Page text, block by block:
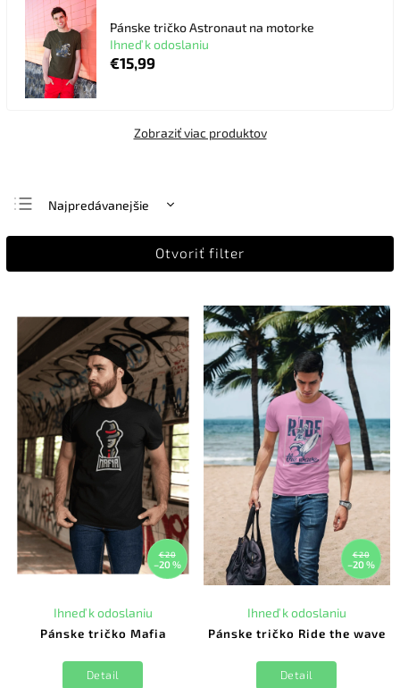
Pánske tričko Astronaut na motorke
Ihneď k odoslaniu
€15,99
Zobraziť viac produktov
Najpredávanejšie
Najlacnejšie
Otvoriť filter
€20
–20 %
Pánske tričko Mafia
Ihneď k odoslaniu
Detail
€20
–20 %
Pánske tričko Ride the wave
Ihneď k odoslaniu
Detail